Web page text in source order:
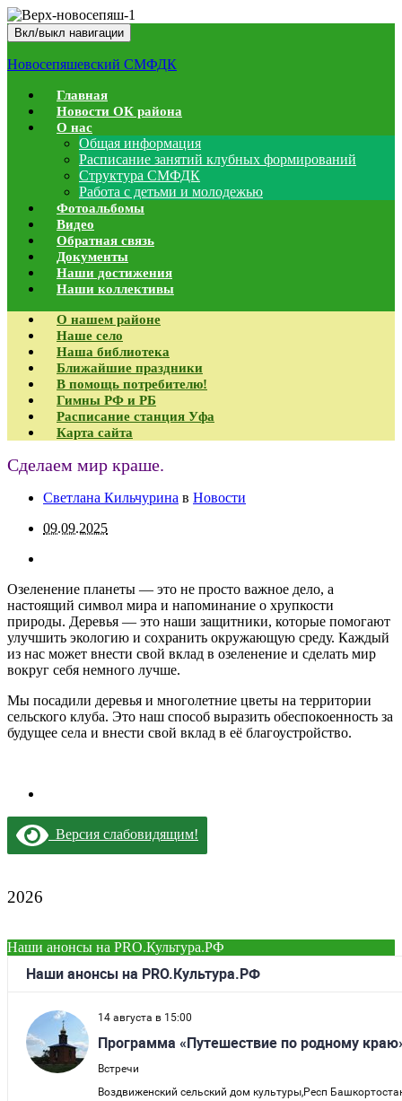
Вкл/выкл навигации
Новосепяшевский СМФДК
Главная
Новости ОК района
О нас
Общая информация
Расписание занятий клубных формирований
Структура СМФДК
Работа с детьми и молодежью
Фотоальбомы
Видео
Обратная связь
Документы
Наши достижения
Наши коллективы
О нашем районе
Наше село
Наша библиотека
Ближайшие праздники
В помощь потребителю!
Гимны РФ и РБ
Расписание станция Уфа
Карта сайта
Сделаем мир краше.
Светлана Кильчурина в Новости
09.09.2025
Озеленение планеты — это не просто важное дело, а
настоящий символ мира и напоминание о хрупкости
природы. Деревья — это наши защитники, которые помогают
улучшить экологию и сохранить окружающую среду. Каждый
из нас может внести свой вклад в озеленение и сделать мир
вокруг себя немного лучше.
Мы посадили деревья и многолетние цветы на территории
сельского клуба. Это наш способ выразить обеспокоенность за
будущее села и внести свой вклад в её благоустройство.
Версия слабовидящим!
2026
Наши анонсы на PRO.Культура.РФ